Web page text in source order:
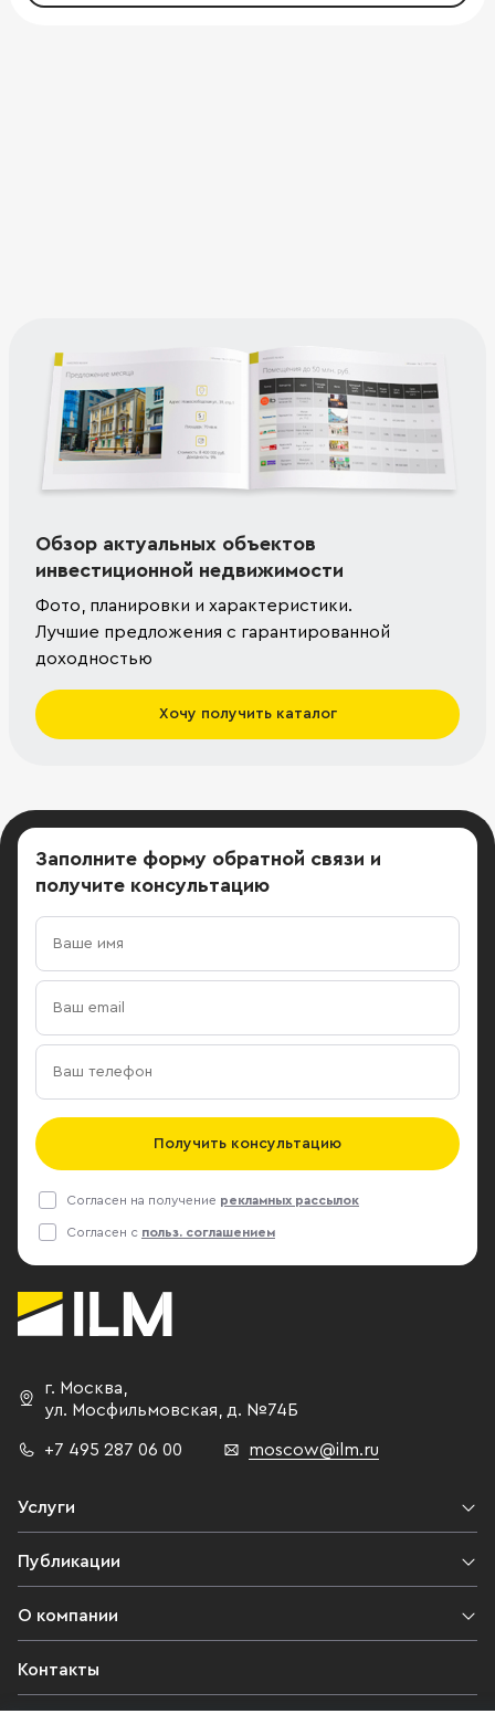
Обзор актуальных объектов
инвестиционной недвижимости
Фото, планировки и характеристики.
Лучшие предложения с гарантированной
доходностью
Хочу получить каталог
Заполните форму обратной связи и
получите консультацию
Получить консультацию
Согласен на получение рекламных рассылок
Согласен с польз. соглашением
г. Москва
ул. Мосфильмовская,
д. №74Б
+7 495 287 06 00 moscow@ilm.ru
Услуги
Публикации
О компании
Контакты